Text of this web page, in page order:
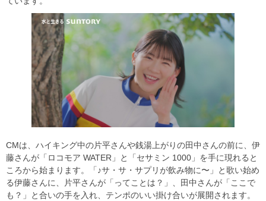
CMは、ハイキング中の片平さんや銭湯上がりの田中さんの前に、伊
藤さんが「ロコモア WATER」と「セサミン 1000」を手に現れると
ころから始まります。「♪サ・サ・サプリが飲み物に〜」と歌い始め
る伊藤さんに、片平さんが「ってことは？」、田中さんが「ここで
も？」と合いの手を入れ、テンポのいい掛け合いが展開されます。